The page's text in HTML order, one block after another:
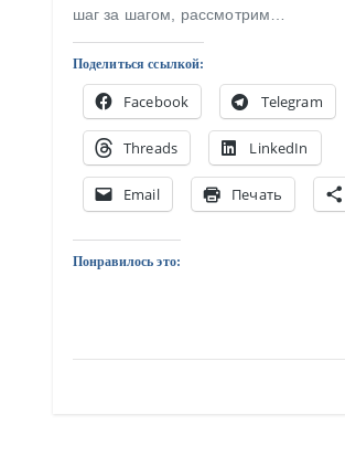
шаг за шагом, рассмотрим…
Поделиться ссылкой:
Facebook Telegram
Threads LinkedIn
Email Печать
Понравилось это: